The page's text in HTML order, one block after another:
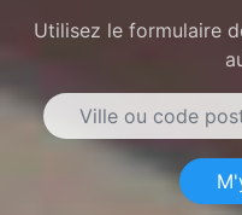
Utilisez le formulaire